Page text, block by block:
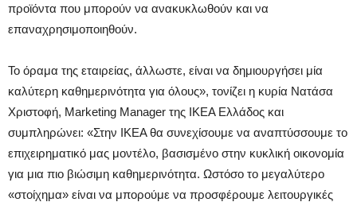
προϊόντα που μπορούν να ανακυκλωθούν και να
επαναχρησιμοποιηθούν.
Το όραμα της εταιρείας, άλλωστε, είναι να δημιουργήσει μία
καλύτερη καθημερινότητα για όλους», τονίζει η κυρία Νατάσα
Χριστοφή, Marketing Manager της ΙΚΕΑ Ελλάδος και
συμπληρώνει: «Στην ΙΚΕΑ θα συνεχίσουμε να αναπτύσσουμε το
επιχειρηματικό μας μοντέλο, βασισμένο στην κυκλική οικονομία
για μια πιο βιώσιμη καθημερινότητα. Ωστόσο το μεγαλύτερο
«στοίχημα» είναι να μπορούμε να προσφέρουμε λειτουργικές